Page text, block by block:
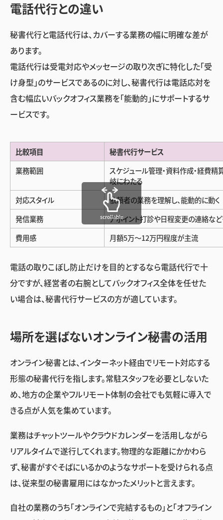
電話代行との違い
秘書代行と電話代行は、カバーする業務の幅に明確な差が
あります。
電話代行は受電対応やメッセージの取り次ぎに特化した「受
け身型」のサービスであるのに対し、秘書代行は電話応対を
含む幅広いバックオフィス業務を「能動的」にサポートするサ
ービスです。
比較項目
秘書代行サービス
業務範囲
スケジュール管理・資料作成・経費精
岐にわたる
対応スタイル
依頼者の業務を理解し、能動的に動く
発信業務
アポイント打診や日程変更の連絡な
費用感
月額5万〜12万円程度が主流
scrollable
電話の取りこぼし防止だけを目的とするなら電話代行で十
分ですが、経営者の右腕としてバックオフィス全体を任せた
い場合は、秘書代行サービスの方が適しています。
場所を選ばないオンライン秘書の活用
オンライン秘書とは、インターネット経由でリモート対応する
形態の秘書代行を指します。常駐スタッフを必要としないた
め、地方の企業やフルリモート体制の会社でも気軽に導入で
きる点が人気を集めています。
業務はチャットツールやクラウドカレンダーを活用しながら
リアルタイムで遂行してくれます。物理的な距離にかかわら
ず、秘書がすぐそばにいるかのようなサポートを受けられる点
は、従来型の秘書雇用にはなかったメリットと言えます。
自社の業務のうち「オンラインで完結するもの」と「オフライン